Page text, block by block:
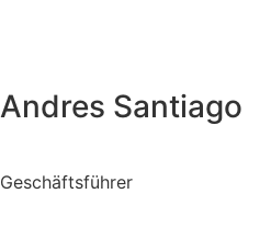
Andres Santiago
Geschäftsführer